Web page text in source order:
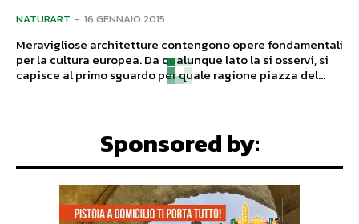
NATURART - 16 GENNAIO 2015
Meravigliose architetture contengono opere fondamentali
per la cultura europea. Da qualunque lato la si osservi, si
capisce al primo sguardo per quale ragione piazza del...
Sponsored by: